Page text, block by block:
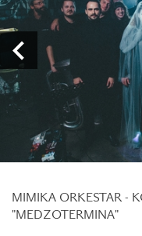
MIMIKA ORKESTAR -
"MEDZOTERMINA"